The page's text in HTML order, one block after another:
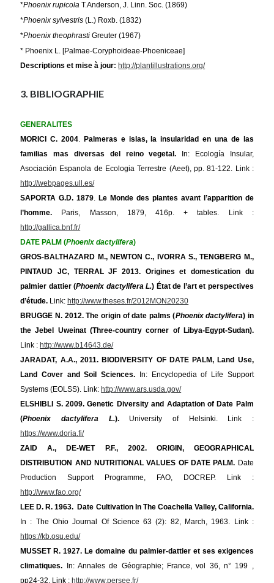
*Phoenix rupicola T.Anderson, J. Linn. Soc. (1869)
*Phoenix sylvestris (L.) Roxb. (1832)
*Phoenix theophrasti Greuter (1967)
* Phoenix L. [Palmae-Coryphoideae-Phoeniceae]
Descriptions et mise à jour: http://plantillustrations.org/
3. BIBLIOGRAPHIE
GENERALITES
MORICI C. 2004. Palmeras e islas, la insularidad en una de las
familias mas diversas del reino vegetal.
In: Ecología Insular,
Asociación Espanola de Ecologia Terrestre (Aeet), pp. 81-122. Link :
http://webpages.ull.es/
SAPORTA G.D. 1879. Le Monde des plantes avant l’apparition de
l’homme. Paris, Masson, 1879, 416p. + tables. Link :
http://gallica.bnf.fr/
DATE PALM (Phoenix dactylifera)
GROS-BALTHAZARD M., NEWTON C., IVORRA S., TENGBERG M.,
PINTAUD JC, TERRAL JF 2013. Origines et domestication du
palmier dattier (Phoenix dactylifera L.) État de l’art et perspectives
d’étude. Link: http://www.theses.fr/2012MON20230
BRUGGE N. 2012. The origin of date palms (Phoenix dactylifera) in
the Jebel Uweinat (Three-country corner of Libya-Egypt-Sudan).
Link : http://www.b14643.de/
JARADAT, A.A., 2011. BIODIVERSITY OF DATE PALM, Land Use,
Land Cover and Soil Sciences. In: Encyclopedia of Life Support
Systems (EOLSS). Link: http://www.ars.usda.gov/
ELSHIBLI S. 2009. Genetic Diversity and Adaptation of Date Palm
(Phoenix dactylifera L.). University of Helsinki. Link :
https://www.doria.fi/
ZAID A., DE-WET P.F., 2002. ORIGIN, GEOGRAPHICAL
DISTRIBUTION AND NUTRITIONAL VALUES OF DATE PALM. Date
Production Support Programme, FAO, DOCREP. Link :
http://www.fao.org/
LEE D. R. 1963. Date Cultivation In The Coachella Valley, California.
In : The Ohio Journal Of Science 63 (2): 82, March, 1963. Link :
https://kb.osu.edu/
MUSSET R. 1927. Le domaine du palmier-dattier et ses exigences
climatiques.
In: Annales de Géographie; France, vol 36, n° 199 ,
pp24-32. Link : http://www.persee.fr/